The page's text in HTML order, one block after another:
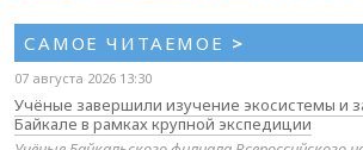
САМОЕ ЧИТАЕМОЕ >
07 августа 2026 13:30
Учёные завершили изучение экосистемы и
Байкале в рамках крупной экспедиции